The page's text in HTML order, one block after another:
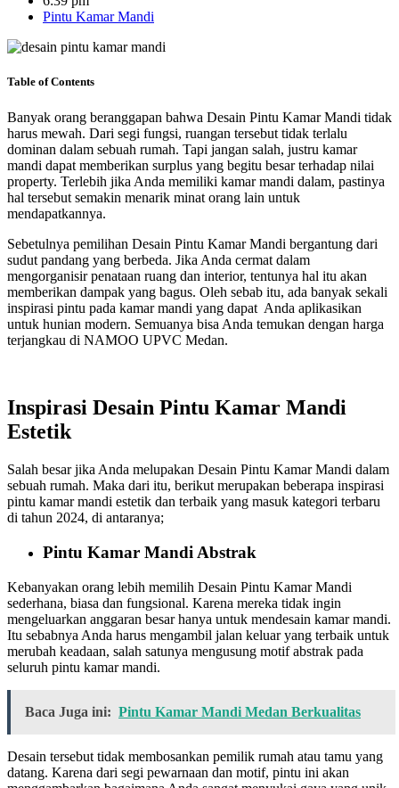
Pintu Kamar Mandi
Table of Contents
Banyak orang beranggapan bahwa Desain Pintu Kamar Mandi tidak
harus mewah. Dari segi fungsi, ruangan tersebut tidak terlalu
dominan dalam sebuah rumah. Tapi jangan salah, justru kamar
mandi dapat memberikan surplus yang begitu besar terhadap nilai
property. Terlebih jika Anda memiliki kamar mandi dalam, pastinya
hal tersebut semakin menarik minat orang lain untuk
mendapatkannya.
Sebetulnya pemilihan Desain Pintu Kamar Mandi bergantung dari
sudut pandang yang berbeda. Jika Anda cermat dalam
mengorganisir penataan ruang dan interior, tentunya hal itu akan
memberikan dampak yang bagus. Oleh sebab itu, ada banyak sekali
inspirasi pintu pada kamar mandi yang dapat Anda aplikasikan
untuk hunian modern. Semuanya bisa Anda temukan dengan harga
terjangkau di NAMOO UPVC Medan.
Inspirasi Desain Pintu Kamar Mandi
Estetik
Salah besar jika Anda melupakan Desain Pintu Kamar Mandi dalam
sebuah rumah. Maka dari itu, berikut merupakan beberapa inspirasi
pintu kamar mandi estetik dan terbaik yang masuk kategori terbaru
di tahun 2024, di antaranya;
Pintu Kamar Mandi Abstrak
Kebanyakan orang lebih memilih Desain Pintu Kamar Mandi
sederhana, biasa dan fungsional. Karena mereka tidak ingin
mengeluarkan anggaran besar hanya untuk mendesain kamar mandi.
Itu sebabnya Anda harus mengambil jalan keluar yang terbaik untuk
merubah keadaan, salah satunya mengusung motif abstrak pada
seluruh pintu kamar mandi.
Baca Juga ini: Pintu Kamar Mandi Medan Berkualitas
Desain tersebut tidak membosankan pemilik rumah atau tamu yang
datang. Karena dari segi pewarnaan dan motif, pintu ini akan